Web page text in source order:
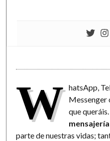
W hatsApp,
Messenger
que queráis.
parte de nuestras vidas;